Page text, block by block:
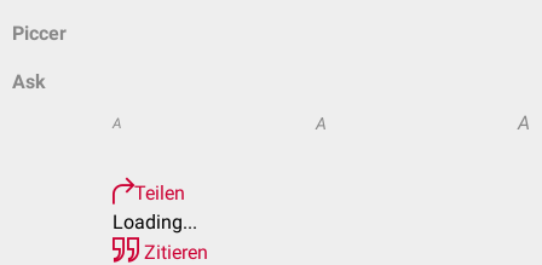
Piccer
Ask
A A A
Teilen
Loading...
Zitieren